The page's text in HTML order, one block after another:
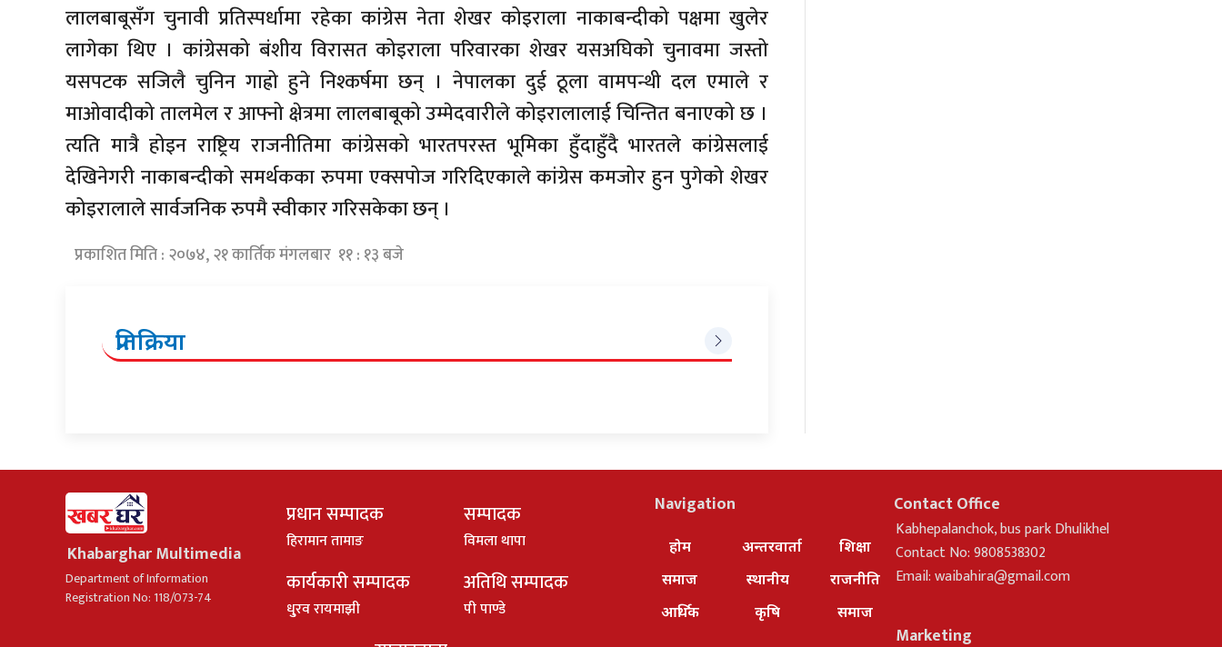
लालबाबूसँग चुनावी प्रतिस्पर्धामा रहेका कांग्रेस नेता शेखर कोइराला नाकाबन्दीको पक्षमा खुलेर
लागेका थिए । कांग्रेसको बंशीय विरासत कोइराला परिवारका शेखर यसअघिको चुनावमा जस्तो
यसपटक सजिलै चुनिन गाह्रो हुने निश्कर्षमा छन् । नेपालका दुई ठूला वामपन्थी दल एमाले र
माओवादीको तालमेल र आफ्नो क्षेत्रमा लालबाबूको उम्मेदवारीले कोइरालालाई चिन्तित बनाएको छ ।
त्यति मात्रै होइन राष्ट्रिय राजनीतिमा कांग्रेसको भारतपरस्त भूमिका हुँदाहुँदै भारतले कांग्रेसलाई
देखिनेगरी नाकाबन्दीको समर्थकका रुपमा एक्सपोज गरिदिएकाले कांग्रेस कमजोर हुन पुगेको शेखर
कोइरालाले सार्वजनिक रुपमै स्वीकार गरिसकेका छन् ।
प्रकाशित मिति : २०७४, २१ कार्तिक मंगलबार ११ : १३ बजे
प्रतिक्रिया
Khabarghar Multimedia
Department of Information
Registration No: 118/073-74
प्रधान सम्पादक
हिरामान तामाङ
सम्पादक
विमला थापा
कार्यकारी सम्पादक
धु्रव रायमाझी
अतिथि सम्पादक
पी पाण्डे
Navigation
होम
समाज
आर्थिक
अन्तरवार्ता
स्थानीय
कृषि
शिक्षा
राजनीति
समाज
Contact Office
Kabhepalanchok, bus park Dhulikhel
Contact No: 9808538302
Email:waibahira@gmail.com
Marketing